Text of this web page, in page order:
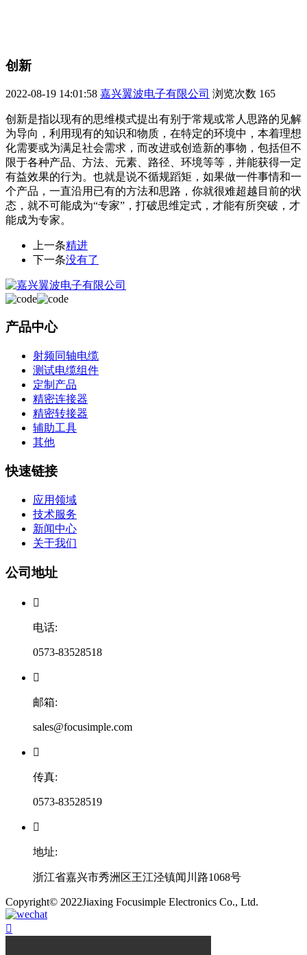
创新
2022-08-19 14:01:58 嘉兴翼波电子有限公司 浏览次数 165
创新是指以现有的思维模式提出有别于常规或常人思路的见解
为导向，利用现有的知识和物质，在特定的环境中，本着理想
化需要或为满足社会需求，而改进或创造新的事物，包括但不
限于各种产品、方法、元素、路径、环境等等，并能获得一定
有益效果的行为。也就是说不循规蹈矩，如果做一件事情和一
个产品，一直沿用已有的方法和思路，你就很难超越目前的状
态，就不可能成为“专家”，打破思维定式，才能有所突破，才
能成为专家。
上一条精进
下一条没有了
产品中心
射频同轴电缆
测试电缆组件
定制产品
精密连接器
精密转接器
辅助工具
其他
快速链接
应用领域
技术服务
新闻中心
关于我们
公司地址

电话:
0573-83528518

邮箱:
sales@focusimple.com

传真:
0573-83528519

地址:
浙江省嘉兴市秀洲区王江泾镇闻川路1068号
​Copyright© 2022Jiaxing Focusimple Electronics Co., Ltd.
